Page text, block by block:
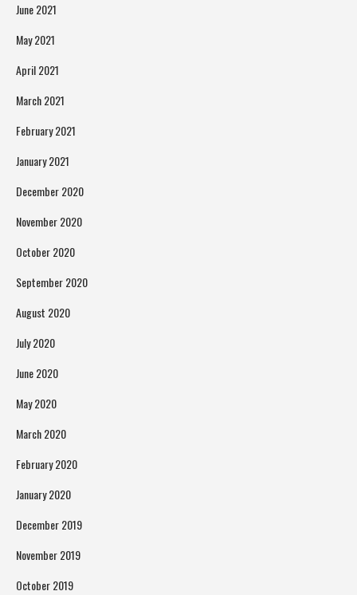
June 2021
May 2021
April 2021
March 2021
February 2021
January 2021
December 2020
November 2020
October 2020
September 2020
August 2020
July 2020
June 2020
May 2020
March 2020
February 2020
January 2020
December 2019
November 2019
October 2019